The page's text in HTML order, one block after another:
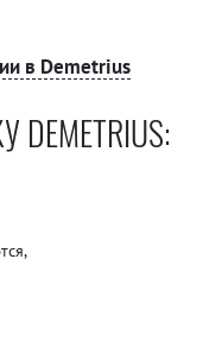
в Demetrius